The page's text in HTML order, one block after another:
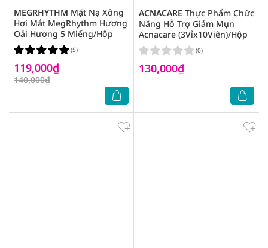
MEGRHYTHM Mặt Nạ Xông
Hơi Mắt MegRhythm Hương
Oải Hương 5 Miếng/Hộp
119,000₫
140,000₫
(5)
ACNACARE Thực Phẩm Chức
Năng Hỗ Trợ Giảm Mụn
Acnacare (3Vỉx10Viên)/Hộp
130,000₫
(0)